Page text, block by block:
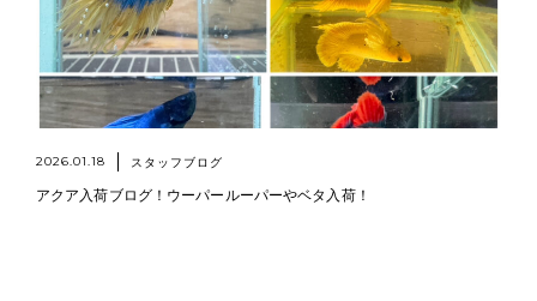
2026.01.18 スタッフブログ
アクア入荷ブログ！ウーパールーパーやベタ入荷！